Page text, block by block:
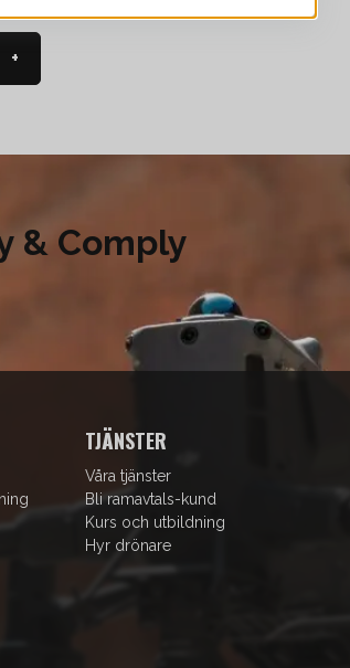
+
& Comply
TJÄNSTER
Våra tjänster
Bli ramavtals-kund
Kurs och utbildning
Hyr drönare